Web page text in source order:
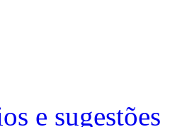
e sugestões